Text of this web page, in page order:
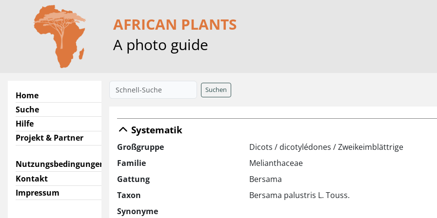
AFRICAN PLANTS
A photo guide
Home
Suche
Hilfe
Projekt & Partner
Nutzungsbedingungen
Kontakt
Impressum
Suchen
Systematik
Großgruppe
Dicots / dicotylédones / Zweikeimblättrige
Familie
Melianthaceae
Gattung
Bersama
Taxon
Bersama palustris L. Touss.
Synonyme